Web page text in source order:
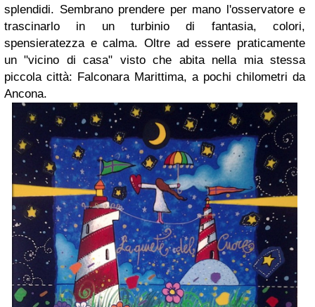
splendidi. Sembrano prendere per mano l'osservatore e
trascinarlo in un turbinio di fantasia, colori,
spensieratezza e calma. Oltre ad essere praticamente
un "vicino di casa" visto che abita nella mia stessa
piccola città: Falconara Marittima, a pochi chilometri da
Ancona.